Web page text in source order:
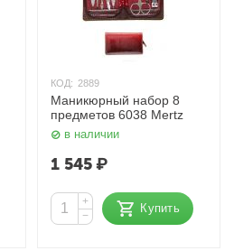
КОД: 2889
Маникюрный набор 8
предметов 6038 Mertz
в наличии
1 545₽
+
−
Купить